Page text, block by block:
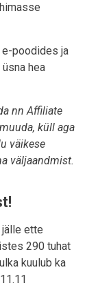
poodides ja
hea
nn Affiliate
küll aga
väikese
väljaandmist.
jälle ette
290 tuhat
kuulub ka